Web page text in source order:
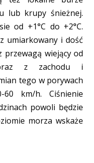
lub krupy śnieżnej.
od +1°C do +2°C.
umiarkowany i dość
wiejący od
z zachodu i
tego w porywach
km/h. Ciśnienie
powoli będzie
morza wskaże